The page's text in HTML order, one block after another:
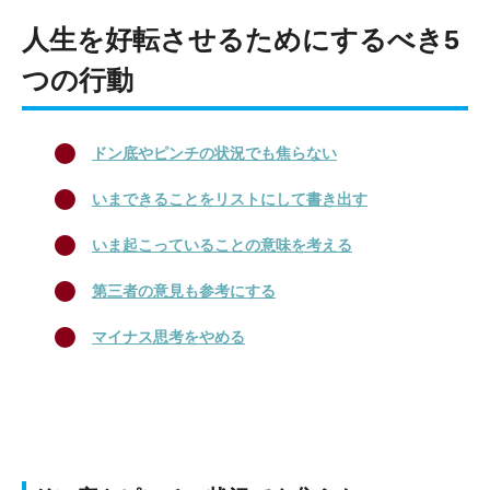
人生を好転させるためにするべき5
つの行動
ドン底やピンチの状況でも焦らない
いまできることをリストにして書き出す
いま起こっていることの意味を考える
第三者の意見も参考にする
マイナス思考をやめる